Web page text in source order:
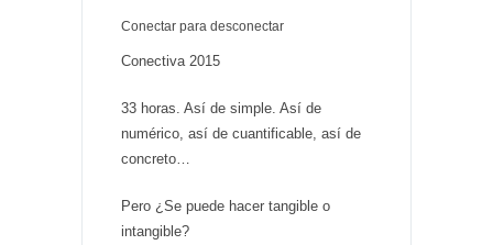
Conectar para desconectar
Conectiva 2015
33 horas. Así de simple. Así de
numérico, así de cuantificable, así de
concreto…
Pero ¿Se puede hacer tangible o
intangible?